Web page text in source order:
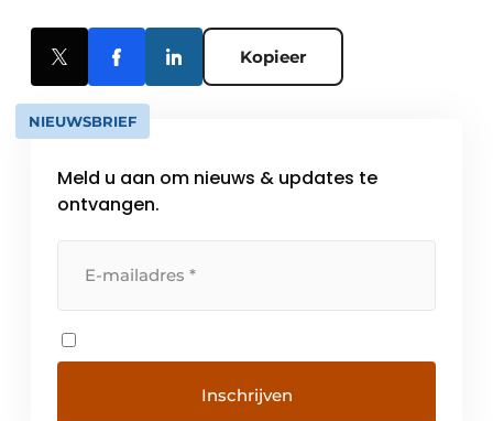
Kopieer
NIEUWSBRIEF
Meld u aan om nieuws & updates te
ontvangen.